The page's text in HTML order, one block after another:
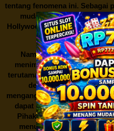
tentang fenomena ini. Sebagai
mudah mencari film yang
Hollywood terbaru, drama
produksi film lokal
Namun, seperti halnya
menimbulkan kontroversi di
terutama produsen film dan
dengan maraknya situs-
menganggapnya sebagai
dapat merugikan industri
Pihak berwenang pun turut
menutup situs-situs ilegal